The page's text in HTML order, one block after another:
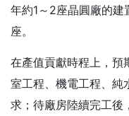
年約1～2座晶圓廠的
座。
在產值貢獻時程上，
室工程、機電工程、純
求；待廠房陸續完工